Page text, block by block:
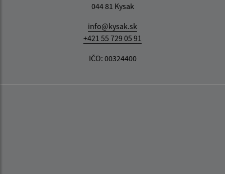
044 81 Kysak
info@kysak.sk
+421 55 729 05 91
IČO: 00324400